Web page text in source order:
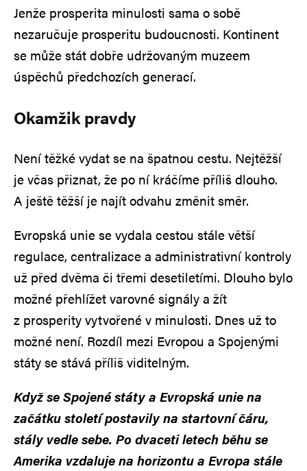
Jenže prosperita minulosti sama o sobě
nezaručuje prosperitu budoucnosti. Kontinent
se může stát dobře udržovaným muzeem
úspěchů předchozích generací.
Okamžik pravdy
Není těžké vydat se na špatnou cestu. Nejtěžší
je včas přiznat, že po ní kráčíme příliš dlouho.
A ještě těžší je najít odvahu změnit směr.
Evropská unie se vydala cestou stále větší
regulace, centralizace a administrativní kontroly
už před dvěma či třemi desetiletími. Dlouho bylo
možné přehlížet varovné signály a žít
z prosperity vytvořené v minulosti. Dnes už to
možné není. Rozdíl mezi Evropou a Spojenými
státy se stává příliš viditelným.
Když se Spojené státy a Evropská unie na
začátku století postavily na startovní čáru,
stály vedle sebe. Po dvaceti letech běhu se
Amerika vzdaluje na horizontu a Evropa stále